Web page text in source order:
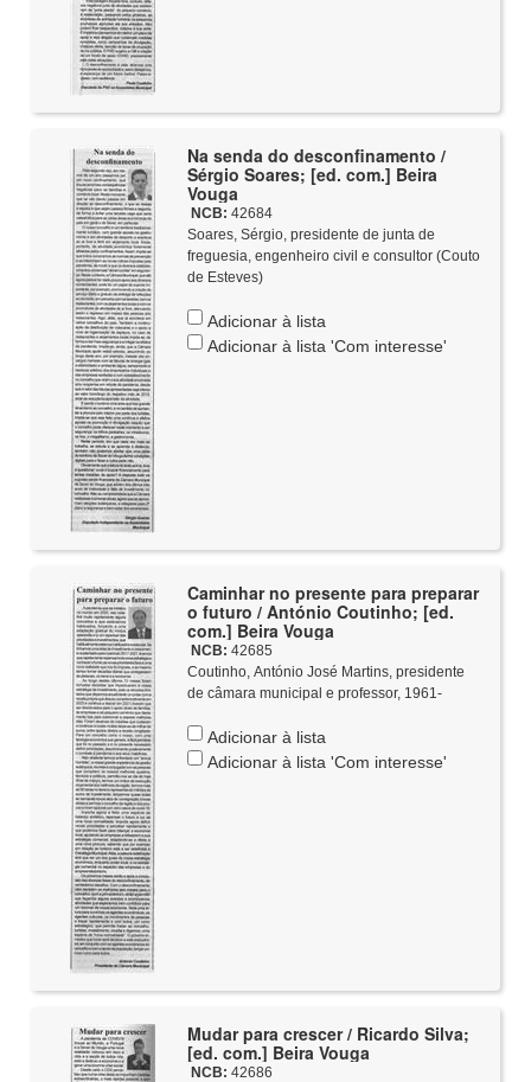
Na senda do desconfinamento /
Sérgio Soares; [ed. com.] Beira
Vouga
NCB: 42684
Soares, Sérgio, presidente de junta de
freguesia, engenheiro civil e consultor (Couto
de Esteves)
Adicionar à lista
Adicionar à lista 'Com interesse'
Caminhar no presente para preparar
o futuro / António Coutinho; [ed.
com.] Beira Vouga
NCB: 42685
Coutinho, António José Martins, presidente
de câmara municipal e professor, 1961-
Adicionar à lista
Adicionar à lista 'Com interesse'
Mudar para crescer / Ricardo Silva;
[ed. com.] Beira Vouga
NCB: 42686